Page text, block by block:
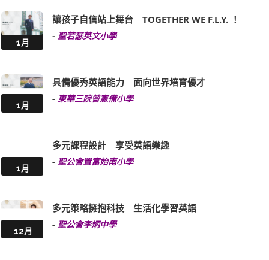
1月
讓孩子自信站上舞台 TOGETHER WE F.L.Y. ！
- 聖若瑟英文小學
1月
具備優秀英語能力 面向世界培育優才
- 東華三院曾憲備小學
1月
多元課程設計 享受英語樂趣
- 聖公會置富始南小學
12月
多元策略擁抱科技 生活化學習英語
- 聖公會李炳中學